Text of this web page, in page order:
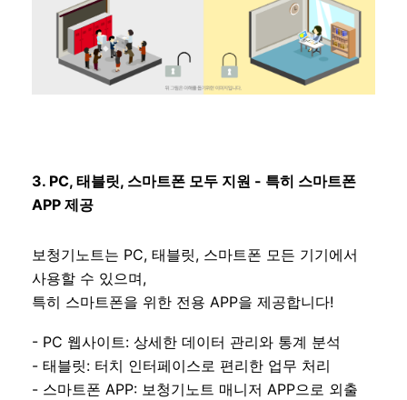
3. PC, 태블릿, 스마트폰 모두 지원 - 특히 스마트폰
APP 제공
보청기노트는 PC, 태블릿, 스마트폰 모든 기기에서
사용할 수 있으며,
특히 스마트폰을 위한 전용 APP을 제공합니다!
- PC 웹사이트: 상세한 데이터 관리와 통계 분석
- 태블릿: 터치 인터페이스로 편리한 업무 처리
- 스마트폰 APP: 보청기노트 매니저 APP으로 외출